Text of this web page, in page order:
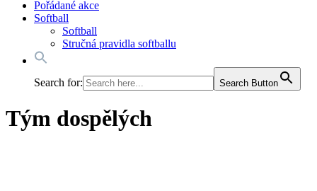
Pořádané akce
Softball
Softball
Stručná pravidla softballu
Search for: Search Button
Tým dospělých